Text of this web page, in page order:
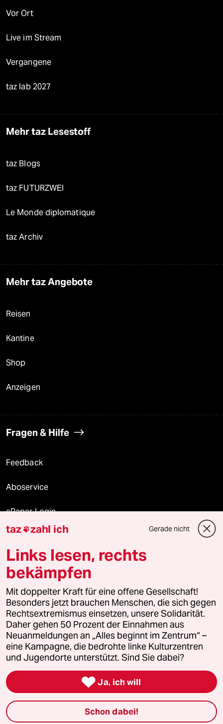
Vor Ort
Live im Stream
Vergangene
taz lab 2027
Mehr taz Lesestoff
taz Blogs
taz FUTURZWEI
Le Monde diplomatique
taz Archiv
Mehr taz Angebote
Reisen
Kantine
Shop
Anzeigen
Fragen & Hilfe
Feedback
Aboservice
ePaper Login
Downloads für Abonnierende
© 2026 taz Verlags und Vertriebs GmbH
Alle Rechte vorbehalten. Bei rechtlichen Fragen oder für Genehmigungen
wenden Sie sich bitte an
lizenzen@taz.de
Feedback Redaktionsstatut Kommune-Richtlinien
Leitlinie Informant Datenschutz Impressum AGB
Seitenwende Einwilligungen widerrufen (Ads)
taz zahl ich Gerade nicht
Links lesen, rechts
bekämpfen
Mit doppelter Kraft für eine offene Gesellschaft!
Besonders jetzt brauchen Menschen, die sich gegen
Rechtsextremismus einsetzen, unsere Solidarität.
Daher gehen 50 Prozent der Einnahmen aus
Neuanmeldungen an „Alles beginnt im Zentrum“ –
eine Kampagne, die bedrohte linke Kulturzentren
und Jugendorte unterstützt. Sind Sie dabei?
 Ja, ich will
Schon dabei!